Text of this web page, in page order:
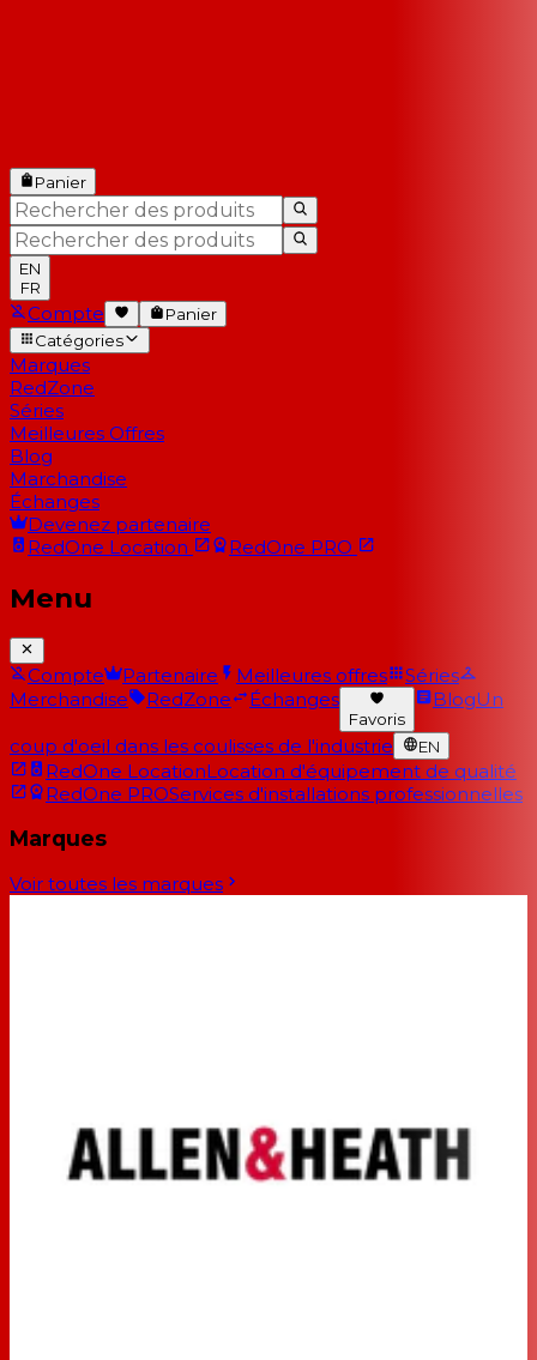
Panier
EN
FR
Compte
Panier
Catégories
Marques
RedZone
Séries
Meilleures Offres
Blog
Marchandise
Échanges
Devenez partenaire
RedOne Location RedOne PRO
Menu
Compte Partenaire Meilleures offres
Séries
Merchandise
RedZone Échanges
Favoris
BlogUn
coup d'oeil dans les coulisses de l'industrie EN
RedOne LocationLocation d'équipement de qualité
RedOne PROServices d'installations professionnelles
Marques
Voir toutes les marques